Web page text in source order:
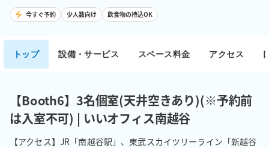
今すぐ予約 少人数向け 飲食物の持込OK
トップ 設備・サービス スペース料金 アクセス
【Booth6】3名個室(天井空きあり)(※予約前
は入室不可) | いいオフィス南越谷
【アクセス】JR「南越谷駅」、東武スカイツリーライン「新越谷